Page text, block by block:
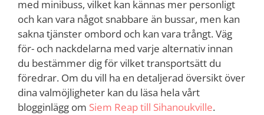
med minibuss, vilket kan kännas mer personligt
och kan vara något snabbare än bussar, men kan
sakna tjänster ombord och kan vara trångt. Väg
för- och nackdelarna med varje alternativ innan
du bestämmer dig för vilket transportsätt du
föredrar. Om du vill ha en detaljerad översikt över
dina valmöjligheter kan du läsa hela vårt
blogginlägg om Siem Reap till Sihanoukville.